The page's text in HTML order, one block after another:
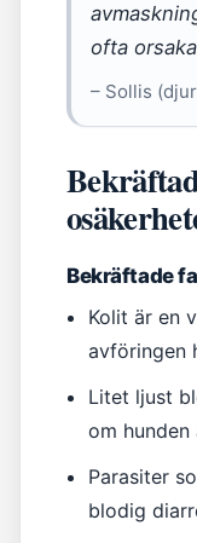
ofta
– Sollis
Bekräftade
Kolit är en
avföringen
Litet ljust
om hunden
Parasiter
blodig